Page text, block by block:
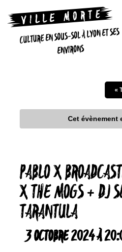
CULTURE EN SOUS-SOL À LYON ET SES
ENVIRONS
«
Cet évènement
PABLO X
X THE MOGS + DJ
TARANTULA
3 OCTOBRE 2024 À